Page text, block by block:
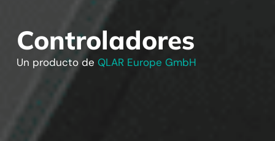
Controladores
Un producto de QLAR Europe GmbH